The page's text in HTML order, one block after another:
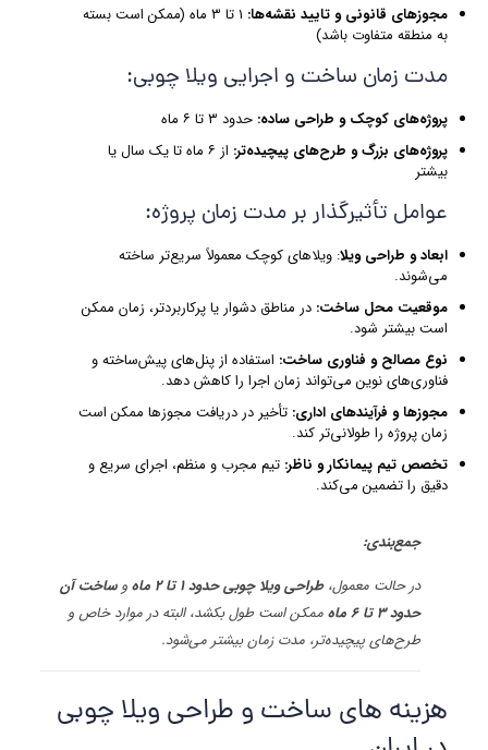
مجوزهای قانونی و تایید نقشه‌ها:
۱ تا ۳ ماه (ممکن است بسته
به منطقه متفاوت باشد)
مدت زمان ساخت و اجرایی ویلا چوبی:
پروژه‌های کوچک و طراحی ساده: حدود ۳ تا ۶ ماه
پروژه‌های بزرگ و طرح‌های پیچیده‌تر:
از ۶ ماه تا یک سال یا
بیشتر
عوامل تأثیرگذار بر مدت زمان پروژه:
ابعاد و طراحی ویلا: ویلاهای کوچک معمولاً سریع‌تر ساخته
می‌شوند.
موقعیت محل ساخت: در مناطق دشوار یا پرکاربردتر، زمان ممکن
است بیشتر شود.
نوع مصالح و فناوری ساخت: استفاده از پنل‌های پیش‌ساخته و
فناوری‌های نوین می‌تواند زمان اجرا را کاهش دهد.
مجوزها و فرآیندهای اداری: تأخیر در دریافت مجوزها ممکن است
زمان پروژه را طولانی‌تر کند.
تخصص تیم پیمانکار و ناظر: تیم مجرب و منظم، اجرای سریع و
دقیق را تضمین می‌کند.
جمع‌بندی:
در حالت معمول،طراحی ویلا چوبی حدود۱تا۲ ماهوساخت آن
حدود۳تا۶ماهممکن است طول بکشد، البته در موارد خاص و
طرح‌های پیچیده‌تر، مدت زمان بیشتر می‌شود.
هزینه های ساخت و طراحی ویلا چوبی